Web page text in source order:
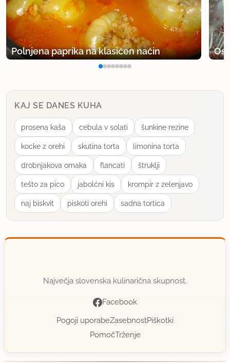
Polnjena paprika na klasičen način
KAJ SE DANES KUHA
prosena kaša cebula v solati šunkine rezine
kocke z orehi skutina torta limonina torta
drobnjakova omaka flancati štruklji
tešto za pico jabolćni kis krompir z zelenjavo
naj biskvit piskoti orehi sadna tortica
Največja slovenska kulinarična skupnost.
Facebook
Pogoji uporabeZasebnostPiškotki
PomočTrženje